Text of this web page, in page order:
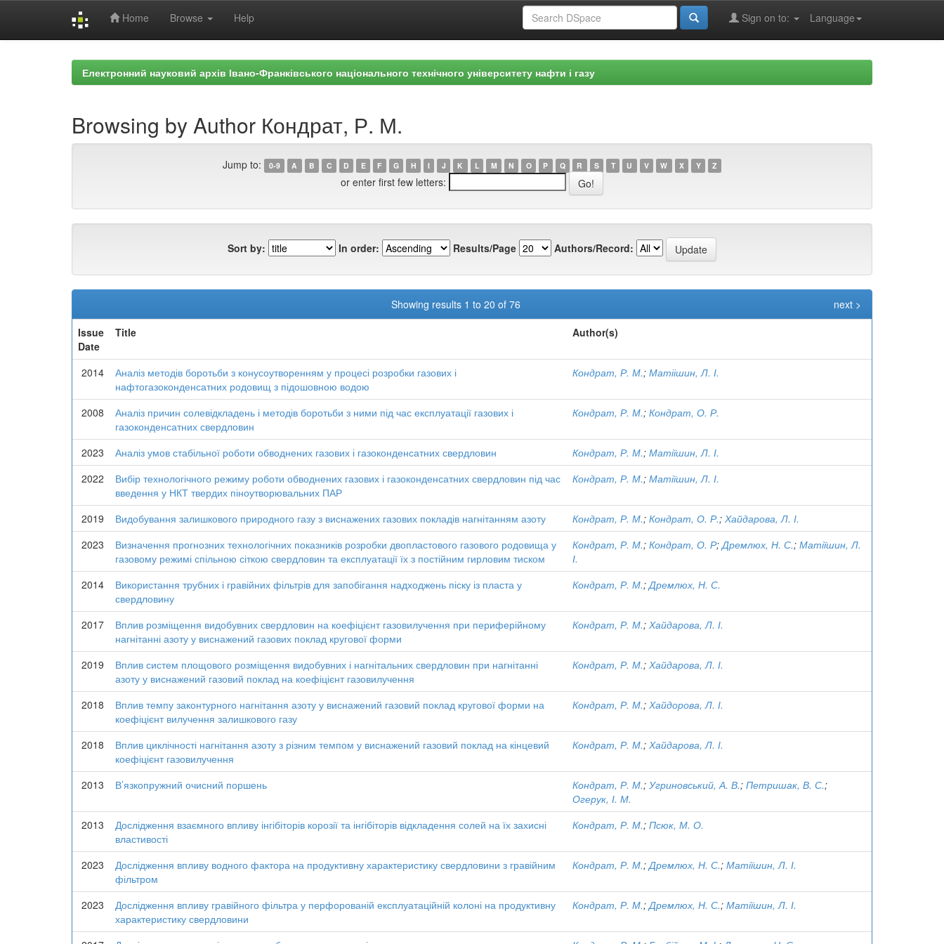
Home Browse Help Language
Sign on to:
Електронний науковий архів Івано-Франківського національного технічного університету нафти і газу
Browsing by Author Кондрат, Р. М.
Jump to: 0-9 A B C D E F G H I J K L M N O P Q R S T U V W X Y Z
or enter first few letters:
Sort by: In order: Results/Page Authors/Record:
Showing results 1 to 20 of 76
next >
Issue
Date
Title Author(s)
2014
Аналіз методів боротьби з конусоутворенням у процесі розробки газових і
нафтогазоконденсатних родовищ з підошовною водою
Кондрат, Р. М.; Матіішин, Л. І.
2008
Аналіз причин солевідкладень і методів боротьби з ними під час експлуатації газових і
газоконденсатних свердловин
Кондрат, Р. М.; Кондрат, О. Р.
2023 Аналіз умов стабільної роботи обводнених газових і газоконденсатних свердловин Кондрат, Р. М.; Матіїшин, Л. І.
2022
Вибір технологічного режиму роботи обводнених газових і газоконденсатних свердловин під час
введення у НКТ твердих піноутворювальних ПАР
Кондрат, Р. М.; Матіїшин, Л. І.
2019 Видобування залишкового природного газу з виснажених газових покладів нагнітанням азоту Кондрат, Р. М.; Кондрат, О. Р.; Хайдарова, Л. І.
2023
Визначення прогнозних технологічних показників розробки двопластового газового родовища у
газовому режимі спільною сіткою свердловин та експлуатації їх з постійним гирловим тиском
Кондрат, Р. М.; Кондрат, О. Р;Дремлюх, Н. С.; Матіїшин, Л.
І.
2014
Використання трубних і гравійних фільтрів для запобігання надходжень піску із пласта у
свердловину
Кондрат, Р. М.;Дремлюх, Н. С.
2017
Вплив розміщення видобувних свердловин на коефіцієнт газовилучення при периферійному
нагнітанні азоту у виснажений газових поклад кругової форми
Кондрат, Р. М.; Хайдарова, Л. І.
2019
Вплив систем площового розміщення видобувних і нагнітальних свердловин при нагнітанні
азоту у виснажений газовий поклад на коефіцієнт газовилучення
Кондрат, Р. М.; Хайдарова, Л. І.
2018
Вплив темпу законтурного нагнітання азоту у виснажений газовий поклад кругової форми на
коефіцієнт вилучення залишкового газу
Кондрат, Р. М.; Хайдорова, Л. І.
2018
Вплив циклічності нагнітання азоту з різним темпом у виснажений газовий поклад на кінцевий
коефіцієнт газовилучення
Кондрат, Р. М.; Хайдарова, Л. І.
2013 В’язкопружний очисний поршень Кондрат, Р. М.; Угриновський, А. В.; Петришак, В. С.;
Огерук, І. М.
2013
Дослідження взаємного впливу інгібіторів корозії та інгібіторів відкладення солей на їх захисні
властивості
Кондрат, Р. М.; Псюк, М. О.
2023
Дослідження впливу водного фактора на продуктивну характеристику свердловини з гравійним
фільтром
Кондрат, Р. М.;Дремлюх, Н. С.; Матіїшин, Л. І.
2023
Дослідження впливу гравійного фільтра у перфорованій експлуатаційній колоні на продуктивну
характеристику свердловини
Кондрат, Р. М.;Дремлюх, Н. С.; Матіїшин, Л. І.